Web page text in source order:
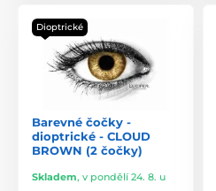
Dioptrické
Barevné čočky -
dioptrické - CLOUD
BROWN (2 čočky)
Skladem, v pondělí 24. 8. u